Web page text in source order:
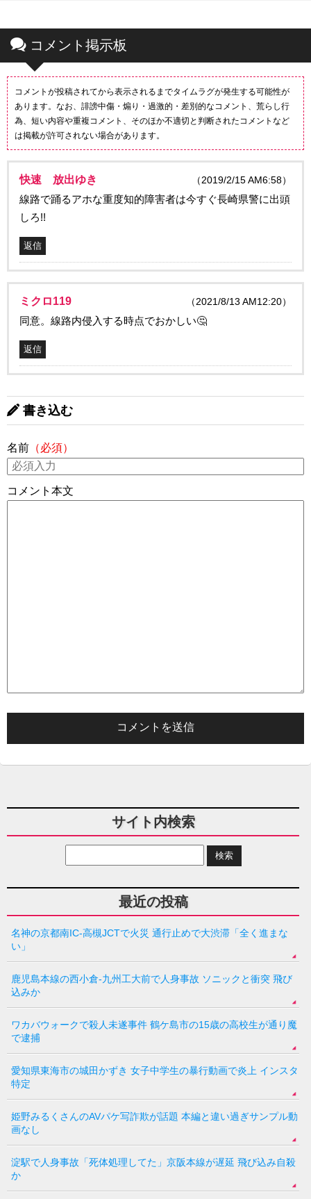
コメント掲示板
コメントが投稿されてから表示されるまでタイムラグが発生する可能性が
あります。なお、誹謗中傷・煽り・過激的・差別的なコメント、荒らし行
為、短い内容や重複コメント、そのほか不適切と判断されたコメントなど
は掲載が許可されない場合があります。
快速 放出ゆき （2019/2/15 AM6:58）
線路で踊るアホな重度知的障害者は今すぐ長崎県警に出頭
しろ!!
返信
ミクロ119 （2021/8/13 AM12:20）
同意。線路内侵入する時点でおかしい🤔
返信
書き込む
名前 （必須）
コメント本文
サイト内検索
最近の投稿
名神の京都南IC-高槻JCTで火災 通行止めで大渋滞「全く進まな
い」
鹿児島本線の西小倉-九州工大前で人身事故 ソニックと衝突 飛び
込みか
ワカバウォークで殺人未遂事件 鶴ケ島市の15歳の高校生が通り魔
で逮捕
愛知県東海市の城田かずき 女子中学生の暴行動画で炎上 インスタ
特定
姫野みるくさんのAVパケ写詐欺が話題 本編と違い過ぎサンプル動
画なし
淀駅で人身事故「死体処理してた」京阪本線が遅延 飛び込み自殺
か